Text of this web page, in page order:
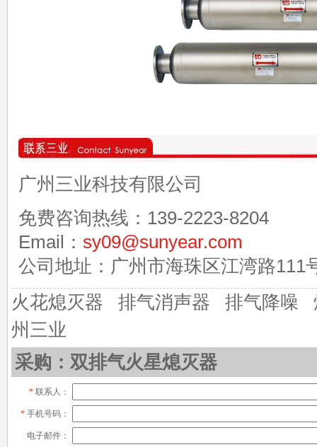
广州三业科技有限公司
免费咨询热线 ：139-2223-8204
Email： sy09@sunyear.com
公司地址：广州市海珠区江湾路111
火花熄灭器 排气消声器 排气降噪
州三业
采购：双排气火星熄灭器
* 联系人：
* 手机号码：
电子邮件：